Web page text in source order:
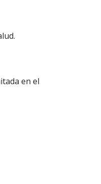
en el